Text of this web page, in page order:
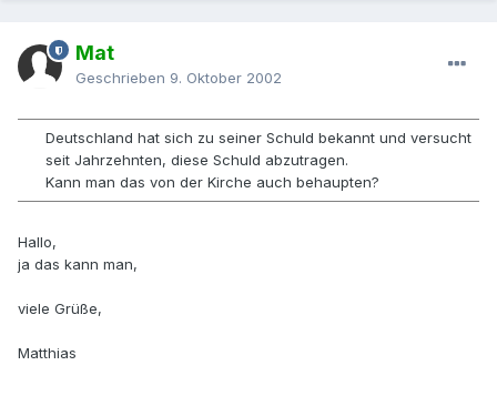
Mat
Geschrieben 9. Oktober 2002
Deutschland hat sich zu seiner Schuld bekannt und versucht
seit Jahrzehnten, diese Schuld abzutragen.
Kann man das von der Kirche auch behaupten?
Hallo,
ja das kann man,
viele Grüße,
Matthias